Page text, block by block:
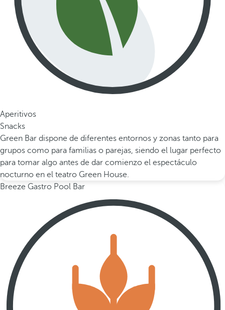
Aperitivos
Snacks
Green Bar dispone de diferentes entornos y zonas tanto para
grupos como para familias o parejas, siendo el lugar perfecto
para tomar algo antes de dar comienzo el espectáculo
nocturno en el teatro Green House.
Breeze Gastro Pool Bar